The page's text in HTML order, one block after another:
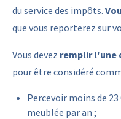
du service des impôts.
que vous reporterez sur
Vous devez remplir l'une
pour être considéré
Percevoir moins de
meublée par an ;